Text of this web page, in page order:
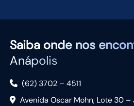
Saiba onde nos
Anápolis
(62) 3702 – 4511
Avenida Oscar Mohn, Lote 30